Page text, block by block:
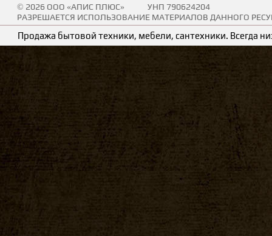
© 2026 ООО «АПИС ПЛЮС»
УНП 790624204
РАЗРЕШАЕТСЯ ИСПОЛЬЗОВАНИЕ МАТЕРИАЛОВ ДАННОГО
Продажа бытовой техники, мебели, сантехники. Всегда